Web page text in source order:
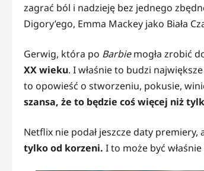
zagrać ból i nadzieję bez jednego
Digory’ego, Emma Mackey jako Biała
Gerwig, która po Barbiemogła zrobić
XX wieku. I właśnie to budzi
to opowieść o stworzeniu, pokusie,
szansa, że to będzie coś więcej niż
Netflix nie podał jeszcze daty
tylko od korzeni. I to może być